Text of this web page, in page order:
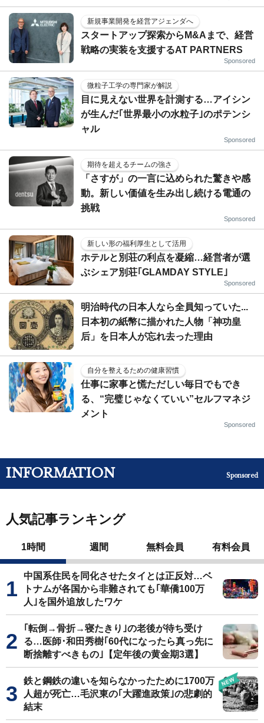
新規事業開発を経営アジェンダへ
スタートアップ探索からM&Aまで、経営
戦略の実装を支援するAT PARTNERS
Sponsored
微粒子工学の専門家が解説
目に見えない世界を計測する…アイシン
が生んだ｢世界最小の水粒子｣のポテンシ
ャル
Sponsored
期待を超えるチームの強さ
「さすが」の一言に込められた驚きや感
動。新しい価値を生み出し続ける電通の
挑戦
Sponsored
新しい形の福利厚生として活用
ホテルと別荘の利点を凝縮…経営者が選
ぶシェア別荘｢GLAMDAY STYLE｣
Sponsored
明治時代の日本人なら全員知っていた...
日本初の紙幣に描かれた人物「神功皇
后」を日本人が忘れ去った理由
自分を整えるための健康習慣
仕事に家事と慌ただしい毎日でもでき
る、“完璧じゃなくていい”セルフマネジ
メント
Sponsored
INFORMATION Sponsored
人気記事ランキング
1時間 週間 無料会員 有料会員
中国系住民を同化させたタイとは正反対…ベ
トナムが各国から非難されても｢華僑100万
人｣を国外追放したワケ
｢転倒→骨折→寝たきり｣の老後が待ち受け
る…医師･和田秀樹｢60代になったら真っ先に
断捨離すべきもの｣【定年後の黄金期3選】
鉄と鋼鉄の違いを知らなかったために1700万
人超が死亡…毛沢東の｢大躍進政策｣の悲劇的
結末